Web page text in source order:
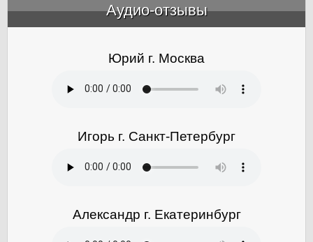
Аудио-отзывы
Юрий г. Москва
Игорь г. Санкт-Петербург
Александр г. Екатеринбург